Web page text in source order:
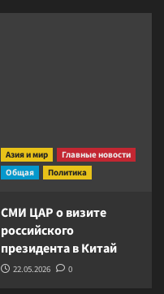
Азия и мир
Главные новости
Общая
Политика
СМИ ЦАР о визите
российского
президента в Китай
22.05.2026 0